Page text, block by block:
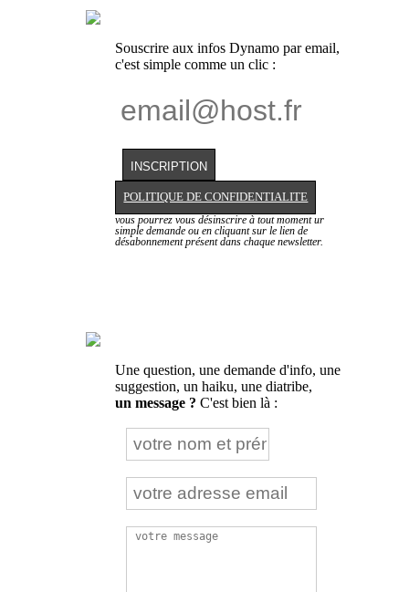
Souscrire aux infos Dynamo par email,
c'est simple comme un clic :
POLITIQUE DE CONFIDENTIALITE
vous pourrez vous désinscrire à tout moment ur
simple demande ou en cliquant sur le lien de
désabonnement présent dans chaque newsletter.
Une question, une demande d'info, une
suggestion, un haiku, une diatribe,
un message ? C'est bien là :